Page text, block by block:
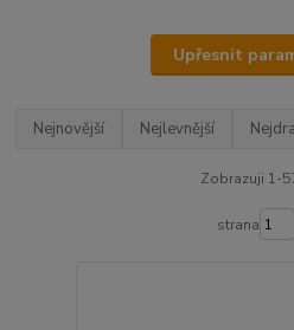
Upřesnit
Nejnovější Nejlevnější
Zobrazuji 1-
strana